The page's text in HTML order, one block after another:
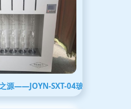
源——JOYN-SXT-04玻璃仪器品质解